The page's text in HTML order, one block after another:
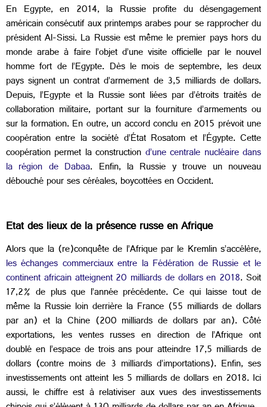
En Egypte, en 2014, la Russie profite du désengagement
américain consécutif aux printemps arabes pour se rapprocher du
président Al-Sissi. La Russie est même le premier pays hors du
monde arabe à faire l’objet d’une visite officielle par le nouvel
homme fort de l’Egypte. Dès le mois de septembre, les deux
pays signent un contrat d’armement de 3,5 milliards de dollars.
Depuis, l’Egypte et la Russie sont liées par d’étroits traités de
collaboration militaire, portant sur la fourniture d’armements ou
sur la formation. En outre, un accord conclu en 2015 prévoit une
coopération entre la société d’État Rosatom et l’Égypte. Cette
coopération permet la construction d’une centrale nucléaire dans
la région de Dabaa. Enfin, la Russie y trouve un nouveau
débouché pour ses céréales, boycottées en Occident.
Etat des lieux de la présence russe en Afrique
Alors que la (re)conquête de l’Afrique par le Kremlin s’accélère,
les échanges commerciaux entre la Fédération de Russie et le
continent africain atteignent 20 milliards de dollars en 2018. Soit
17,2% de plus que l’année précédente. Ce qui laisse tout de
même la Russie loin derrière la France (55 milliards de dollars
par an) et la Chine (200 milliards de dollars par an). Côté
exportations, les ventes russes en direction de l’Afrique ont
doublé en l’espace de trois ans pour atteindre 17,5 milliards de
dollars (contre moins de 3 milliards d’importations). Enfin, ses
investissements ont atteint les 5 milliards de dollars en 2018. Ici
aussi, le chiffre est à relativiser aux vues des investissements